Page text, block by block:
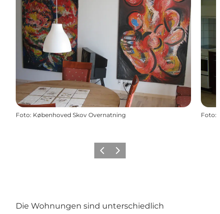
Foto: Københoved Skov Overnatning Foto:
Vorherige Folie
Nächste Folie
Die Wohnungen sind unterschiedlich